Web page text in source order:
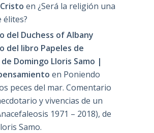
en ¿Será la religión una
élites?
del Duchess of Albany
del libro Papeles de
Domingo Lloris Samo |
en Poniendo
peces del mar. Comentario
y vivencias de un
1971 – 2018), de
Samo.